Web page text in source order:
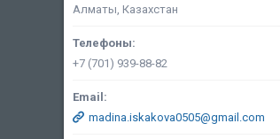
Алматы, Казахстан
+7 (701) 939-88-82
madina.iskakova0505@gmail.com